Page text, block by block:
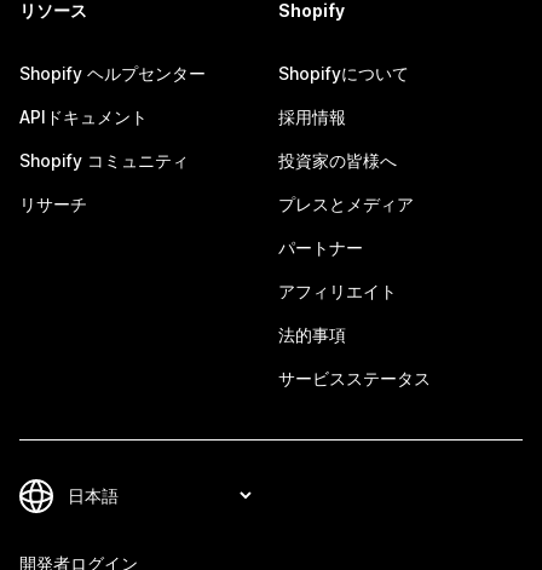
リソース
Shopify ヘルプセンター
APIドキュメント
Shopify コミュニティ
リサーチ
Shopify
Shopifyについて
採用情報
投資家の皆様へ
プレスとメディア
パートナー
アフィリエイト
法的事項
サービスステータス
開発者ログイン